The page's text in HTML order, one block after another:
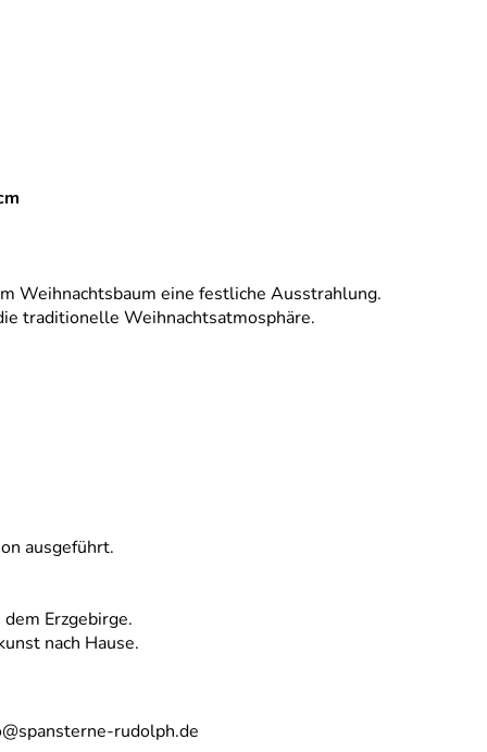
Weihnachtsbaum eine festliche Ausstrahlung.
traditionelle Weihnachtsatmosphäre.
ausgeführt.
Erzgebirge.
nach Hause.
rudolph.de